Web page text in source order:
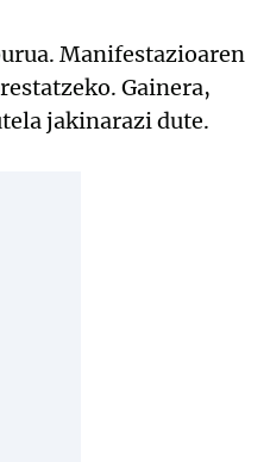
Manifestazioaren
Gainera,
jakinarazi dute.